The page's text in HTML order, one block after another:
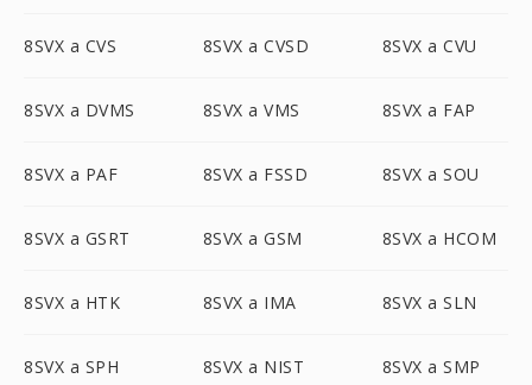
8SVX a CVS 8SVX a CVSD 8SVX a CVU
8SVX a DVMS 8SVX a VMS 8SVX a FAP
8SVX a PAF 8SVX a FSSD 8SVX a SOU
8SVX a GSRT 8SVX a GSM 8SVX a HCOM
8SVX a HTK 8SVX a IMA 8SVX a SLN
8SVX a SPH 8SVX a NIST 8SVX a SMP